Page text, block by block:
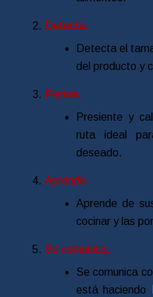
Detecta.
Detecta el
del producto y
Piensa.
Presiente y
ruta ideal
deseado.
Aprende.
Aprende de
cocinar y las
Se comunica.
Se comunica
está haciendo